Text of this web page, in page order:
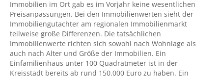
Immobilien im Ort gab es im Vorjahr keine wesentlichen
Preisanpassungen. Bei den Immobilienwerten sieht der
Immobiliengutachter am regionalen Immobilienmarkt
teilweise große Differenzen. Die tatsächlichen
Immobilienwerte richten sich sowohl nach Wohnlage als
auch nach Alter und Größe der Immobilien. Ein
Einfamilienhaus unter 100 Quadratmeter ist in der
Kreisstadt bereits ab rund 150.000 Euro zu haben. Ein